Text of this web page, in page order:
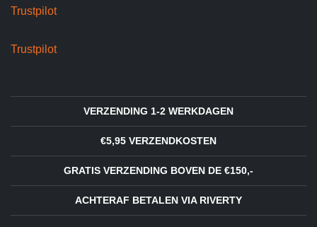
Trustpilot
Trustpilot
VERZENDING 1-2 WERKDAGEN
€5,95 VERZENDKOSTEN
GRATIS VERZENDING BOVEN DE €150,-
ACHTERAF BETALEN VIA RIVERTY